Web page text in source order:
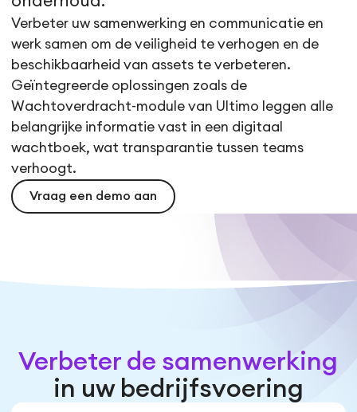
Verbeter uw samenwerking en communicatie en
werk samen om de veiligheid te verhogen en de
beschikbaarheid van assets te verbeteren.
Geïntegreerde oplossingen zoals de
Wachtoverdracht-module van Ultimo leggen alle
belangrijke informatie vast in een digitaal
wachtboek, wat transparantie tussen teams
verhoogt.
Vraag een demo aan
Verbeter de samenwerking
in uw bedrijfsvoering